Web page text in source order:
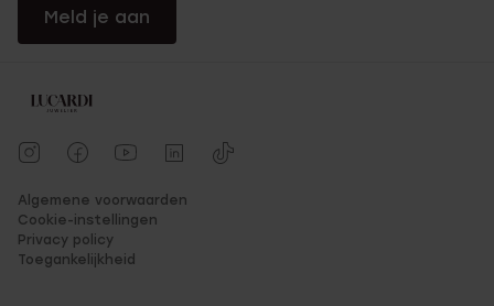
Meld je aan
Algemene voorwaarden
Cookie-instellingen
Privacy policy
Toegankelijkheid